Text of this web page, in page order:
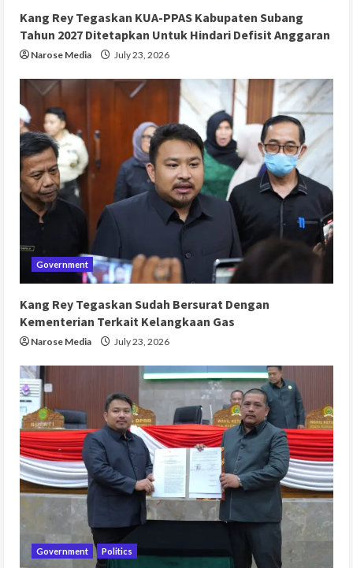
Kang Rey Tegaskan KUA-PPAS Kabupaten Subang
Tahun 2027 Ditetapkan Untuk Hindari Defisit Anggaran
Narose Media July 23, 2026
Government
Kang Rey Tegaskan Sudah Bersurat Dengan
Kementerian Terkait Kelangkaan Gas
Narose Media July 23, 2026
Government Politics